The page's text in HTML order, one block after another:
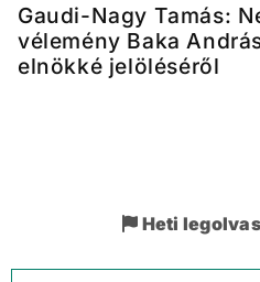
Gaudi-Nagy Tamás:
vélemény Baka
elnökké jelöléséről
Heti